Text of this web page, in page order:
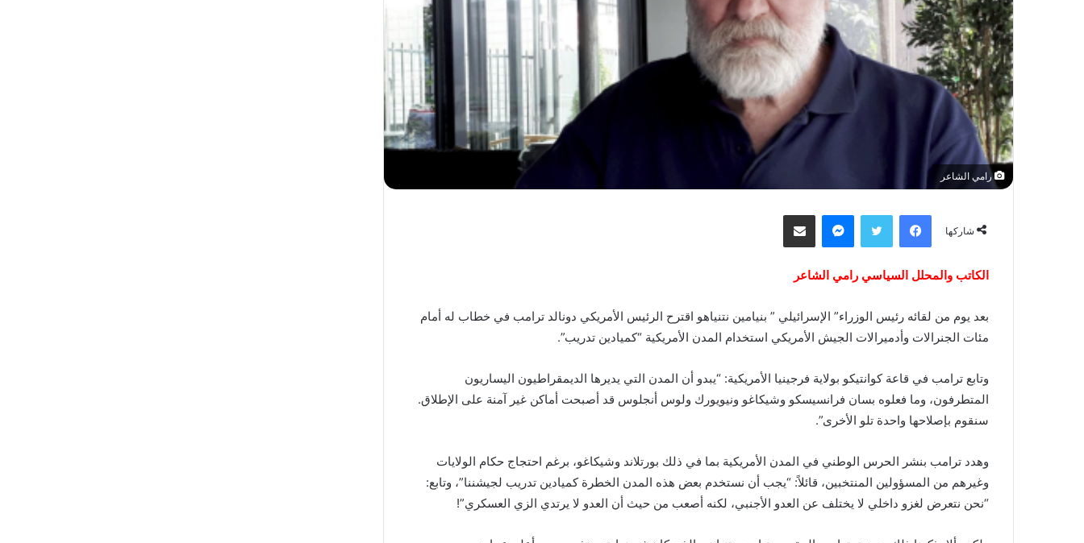
رامي الشاعر
شاركها
فيسبوك تويتر ماسنجر مشاركة عبر البريد
الكاتب والمحلل السياسي رامي الشاعر
بعد يوم من لقائه رئيس الوزراء” الإسرائيلي ” بنيامين نتنياهو اقترح الرئيس الأمريكي دونالد ترامب في خطاب له أمام
مئات الجنرالات وأدميرالات الجيش الأمريكي استخدام المدن الأمريكية “كميادين تدريب”.
وتابع ترامب في قاعة كوانتيكو بولاية فرجينيا الأمريكية: “يبدو أن المدن التي يديرها الديمقراطيون اليساريون
المتطرفون، وما فعلوه بسان فرانسيسكو وشيكاغو ونيويورك ولوس أنجلوس قد أصبحت أماكن غير آمنة على الإطلاق.
سنقوم بإصلاحها واحدة تلو الأخرى”.
وهدد ترامب بنشر الحرس الوطني في المدن الأمريكية بما في ذلك بورتلاند وشيكاغو، برغم احتجاج حكام الولايات
وغيرهم من المسؤولين المنتخبين، قائلاً: “يجب أن نستخدم بعض هذه المدن الخطرة كميادين تدريب لجيشننا”، وتابع:
“نحن نتعرض لغزو داخلي لا يختلف عن العدو الأجنبي، لكنه أصعب من حيث أن العدو لا يرتدي الزي العسكري”!